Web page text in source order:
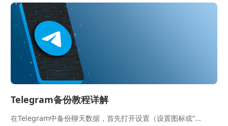
Telegram备份教程详解
在Telegram中备份聊天数据，首先打开设置（设置图标或“...